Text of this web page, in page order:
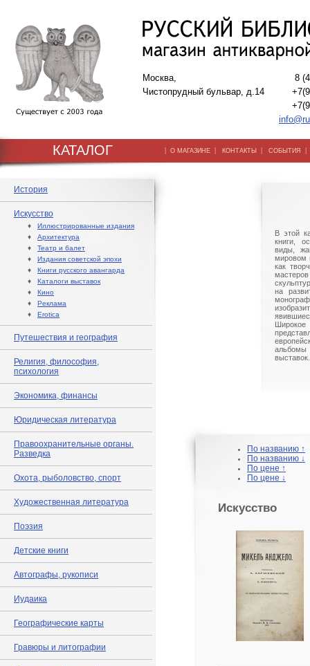
Москва,
Чистопрудный бульвар, д.14
8
КАТАЛОГ | О МАГАЗИНЕ | КОНТАКТЫ | СОБЫТИЯ
История
Искусство
♦ Иллюстрированные издания
♦ Архитектура
♦ Театр и балет
♦ Издания советской эпохи
♦ Книги русского авангарда
♦ Каталоги выставок
♦ Кино
♦ Реклама
♦ Erotica
Путешествия и география
Религия, философия,
психология
Экономика, финансы
Юридическая литература
Правоохранительные органы.
Разведка
Охота, рыболовство, спорт
Художественная литература
Поэзия
Детские книги
Автографы, рукописи
Иудаика
Географические карты
Гравюры и литографии
В этой
книги,
виды,
мировом
как
на
выставок.
По названию ↑
По названию ↓
По цене ↑
По цене ↓
Искусство